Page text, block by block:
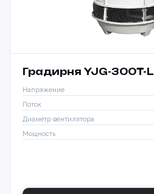
Градирня YJG-300T-L
Напряжение
Поток
Диаметр вентилятора
Мощность